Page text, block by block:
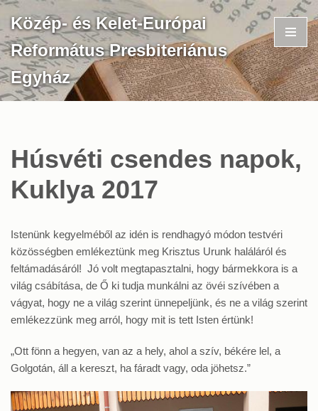
Skip
to
content
Közép- és Kelet-Európai
Református Presbiteriánus
Egyház
Húsvéti csendes napok,
Kuklya 2017
Istenünk kegyelméből az idén is rendhagyó módon testvéri
közösségben emlékeztünk meg Krisztus Urunk haláláról és
feltámadásáról! Jó volt megtapasztalni, hogy bármekkora is a
világ csábítása, de Ő ki tudja munkálni az övéi szívében a
vágyat, hogy ne a világ szerint ünnepeljünk, és ne a világ szerint
emlékezzünk meg arról, hogy mit is tett Isten értünk!
„Ott fönn a hegyen, van az a hely, ahol a szív, békére lel, a
Golgotán, áll a kereszt, ha fáradt vagy, oda jöhetsz.”